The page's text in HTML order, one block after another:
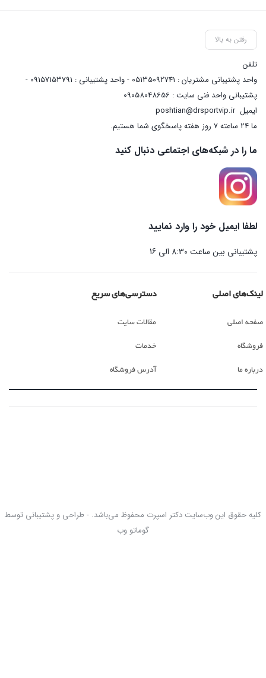
رفتن به بالا
تلفن
واحد پشتیبانی مشتریان : 05135092741 - واحد پشتیبانی : 09157153791 -
پشتیبانی واحد فنی سایت : 09058048656
ایمیلposhtian@drsportvip.ir
ما 24 ساعته 7 روز هفته پاسخگوی شما هستیم.
ما را در شبکه‌های اجتماعی دنبال کنید
لطفا ایمیل خود را وارد نمایید
پشتیبانی بین ساعت 8:30 الی 16
لینک‌های اصلی
صفحه اصلی
فروشگاه
درباره ما
دسترسی‌های سریع
مقالات سایت
خدمات
آدرس فروشگاه
کلیه حقوق این وب‌سایت دکتر اسپرت محفوظ می‌باشد. - طراحی و پشتیبانی توسط
گوماتو وب